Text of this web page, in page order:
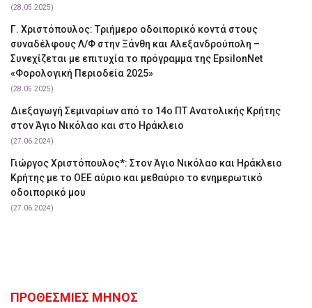
(28.05.2025)
Γ. Χριστόπουλος: Tριήμερο οδοιπορικό κοντά στους
συναδέλφους Λ/Φ στην Ξάνθη και Αλεξανδρούπολη –
Συνεχίζεται με επιτυχία το πρόγραμμα της EpsilonNet
«Φορολογική Περιοδεία 2025»
(28.05.2025)
Διεξαγωγή Σεμιναρίων από το 14ο ΠΤ Ανατολικής Κρήτης
στον Άγιο Νικόλαο και στο Ηράκλειο
(27.06.2024)
Γιώργος Χριστόπουλος*: Στον Άγιο Νικόλαο και Ηράκλειο
Κρήτης με το ΟΕΕ αύριο και μεθαύριο το ενημερωτικό
οδοιπορικό μου
(27.06.2024)
ΠΡΟΘΕΣΜΙΕΣ ΜΗΝΟΣ